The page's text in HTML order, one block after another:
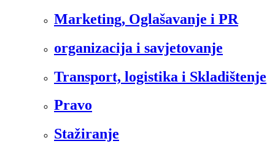
Marketing, Oglašavanje i PR
organizacija i savjetovanje
Transport, logistika i Skladištenje
Pravo
Stažiranje